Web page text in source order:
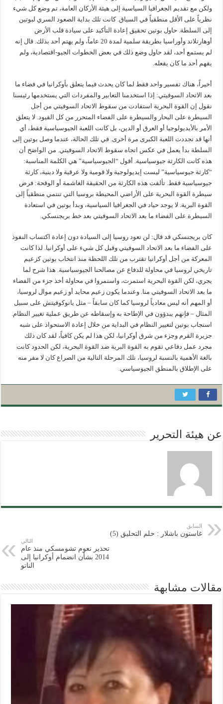
ولكن مع تقديم الجغرافيا السياسية إلى هيئة الأركان العامة، تم وضع كل شيء
نظرياً على الأقل منطقياً في السياق. كانت تلك بداية الصعود السري لبوتين
إلى السلطة. حاول بوتين تحقيق إعادة التأكيد على سيادة قلب الأرض
أوهارتلاند وأوراسيا بطريقة سلمية لمدة 20 عاماً، ولم يهتم أحد بذلك. قال إنه
لم يستمع أحد، لقد حاول وضع ذلك في بعض الخطوات الجيو-اقتصادية، ولم
يفهم أحد ما كان يفعله.
أخيراً، هناك تفسير واحد فقط لما كان يحدث فيما يتعلق بأوكرانيا في فضاء ما
بعد الاتحاد السوفيتي: إذا استخدمنا التعابير والمفردات التي يستخدمها رئيسنا
نقول إن القوة البحرية استفادت من سقوط الاتحاد السوفيتي من أجل
السيطرة على البحار والسيطرة على الفضاء المتحرر من كل القيود. لا يتعلق
الأمر بالأيديولوجيا أو العرق أو الدين، بل كانت اللعبة الجيوسياسية فقط، أي
أنها قد تجددت اللعبة الكبرى مرة أخرى. في تلك الحالة، عندما وصل بوتين إلى
السلطة بدأ يعمل في عكس اتجاه سقوط الاتحاد السوفيتي. من الواضح أن
هذه كانت الكارثة جيوسياسية. أقول “الجيوسياسية” هي الكلمة المناسبة:
“كارثة جيوسياسية” ليست إيديولوجية ولا قومية ولا عرقية ولا دينية، كارثة
جيوسياسية فقط. تألفت هذه الكارثة من الحقيقة الغاشمة أو الوقحة: فرض
سيطرة القوة البحرية على الأراضي المحيطة بروسيا التي تنتمي منطقياً إلى
القوة البرية. لا يوجد حياد في الجغرافيا السياسية، وبدأ بوتين في استعادة
السيطرة على الفضاء ما بعد الاتحاد السوفيتي بعد خط بريجنسكي.
كان بريجنسكي قد قال: لن تعود روسيا إلى السيادة دون إعادة اكتساب النفوذ
على الفضاء ما بعد الاتحاد السوفيتي وقبل كل شيء على أوكرانيا. لذا كانت
المعركة من أجل أوكرانيا تقترب من تلك اللحظة منذ انتخاب بوتين كزعيم
تاريخي لروسيا في محاولة للدفاع عن مصالحنا الجيوسياسية. هذا شرح لما
يجري، لكن القوة البحرية استمرت، واستمروا في محاولة أخذ جزء من الفضاء
ما بعد الاتحاد السوفيتي منا. وعندما يكون زعيم محايد أو زعيم موال لروسيا،
أو المهم أنه ليس معادياً لروسيا كما كان سابقاً – مثل يانوكوفيتش على سبيل
المثال – فإنهم يبدؤون في الإطاحة به وإسقاطه عن طريق عملية تغيير النظام.
استجاب بوتين لتغيير النظام في البداية من خلال إعادة الاستحواذ على شبه
جزيرة القرم وجزء من شرق أوكرانيا، لكن هذا لم يكن كافياً، لقد كان ذلك
مجرد عمل دفاعي تقوم به القوة البرية ضد القوة البحرية، لكن الحدود كانت
بالغة الأهمية بالنسبة لروسيا، تلك المرحلة التالية من الصراع كان لا مفر منه
على الإطلاق بالمنطق الجيوسياسي.
عن هيئة التحرير
السابق
غاستون باشلار : حلم التحليق (5)
التالي
تحذير نعوم تشومسكي منذ عام
2014 بشأن انضمام أوكرانيا إلى
الناتو
مقالات مشابهة